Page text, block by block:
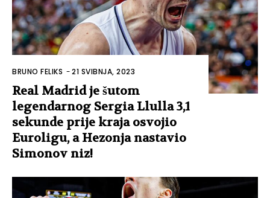
BRUNO FELIKS -21 SVIBNJA, 2023
Real Madrid je šutom
legendarnog Sergia Llulla 3,1
sekunde prije kraja osvojio
Euroligu, a Hezonja nastavio
Simonov niz!